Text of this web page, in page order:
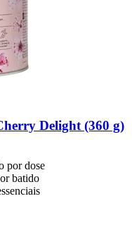
Delight (360 g)
por dose
batido